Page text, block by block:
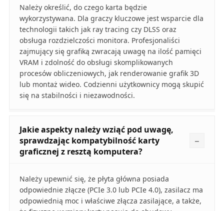
Należy określić, do czego karta będzie
wykorzystywana. Dla graczy kluczowe jest wsparcie dla
technologii takich jak ray tracing czy DLSS oraz
obsługa rozdzielczości monitora. Profesjonaliści
zajmujący się grafiką zwracają uwagę na ilość pamięci
VRAM i zdolność do obsługi skomplikowanych
procesów obliczeniowych, jak renderowanie grafik 3D
lub montaż wideo. Codzienni użytkownicy mogą skupić
się na stabilności i niezawodności.
Jakie aspekty należy wziąć pod uwagę,
sprawdzając kompatybilność karty
graficznej z resztą komputera?
Należy upewnić się, że płyta główna posiada
odpowiednie złącze (PCIe 3.0 lub PCIe 4.0), zasilacz ma
odpowiednią moc i właściwe złącza zasilające, a także,